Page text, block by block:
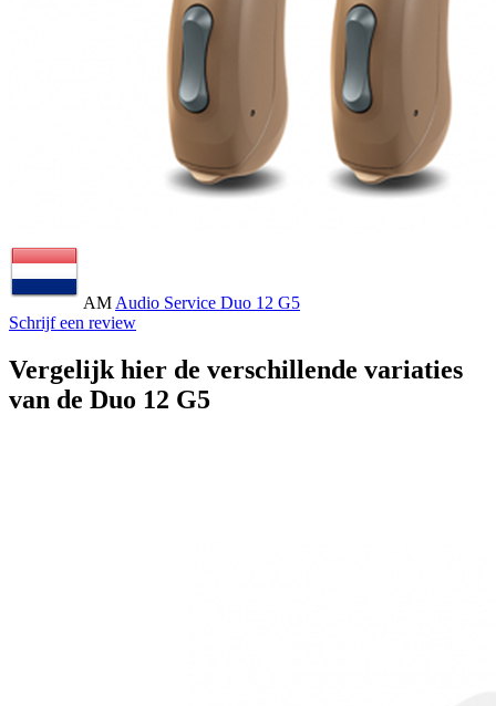
AM Audio Service Duo 12 G5
Schrijf een review
Vergelijk hier de verschillende variaties
van de Duo 12 G5